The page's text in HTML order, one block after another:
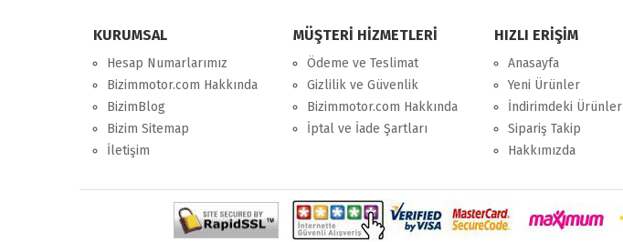
KURUMSAL
Hesap Numarlarımız
Bizimmotor.com Hakkında
BizimBlog
Bizim Sitemap
İletişim
MÜŞTERİ HİZMETLERİ
Ödeme ve Teslimat
Gizlilik ve Güvenlik
Bizimmotor.com Hakkında
İptal ve İade Şartları
HIZLI ERİŞİM
Anasayfa
Yeni Ürünler
İndirimdeki Ürünler
Sipariş Takip
Hakkımızda